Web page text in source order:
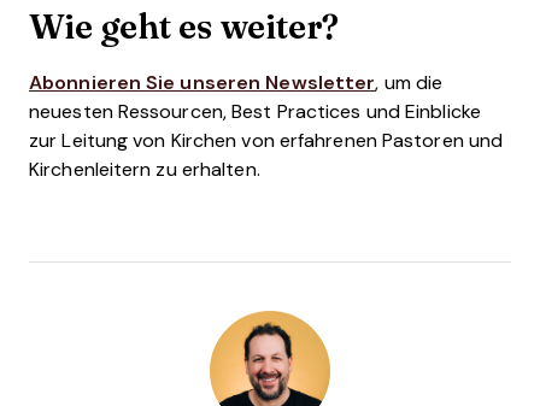
Wie geht es weiter?
Abonnieren Sie unseren Newsletter, um die
neuesten Ressourcen, Best Practices und Einblicke
zur Leitung von Kirchen von erfahrenen Pastoren und
Kirchenleitern zu erhalten.